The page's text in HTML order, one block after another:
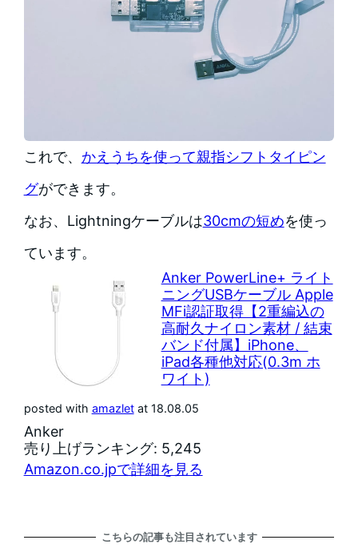
これで、 かえうちを使って親指シフトタイピン
グができます。
なお、Lightningケーブルは30cmの短めを使っ
ています。
Anker PowerLine+ ライト
ニングUSBケーブル Apple
MFi認証取得【2重編込の
高耐久ナイロン素材 / 結束
バンド付属】iPhone、
iPad各種他対応(0.3m ホ
ワイト)
posted with amazletat 18.08.05
Anker
売り上げランキング: 5,245
Amazon.co.jpで詳細を見る
こちらの記事も注目されています